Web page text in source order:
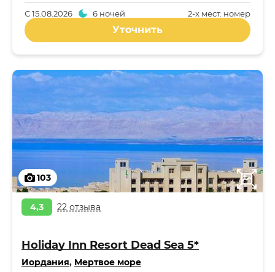
2-x мест. номер
С15.08.2026 6 ночей
Уточнить
103
4,3 22 отзыва
Holiday Inn Resort Dead Sea 5*
Иордания, Мертвое море